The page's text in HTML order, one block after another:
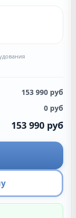
153 990 руб
0 руб
153 990 руб